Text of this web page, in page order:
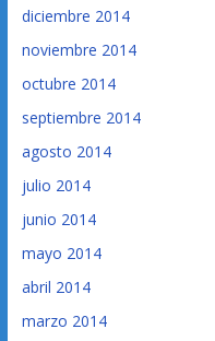
diciembre 2014
noviembre 2014
octubre 2014
septiembre 2014
agosto 2014
julio 2014
junio 2014
mayo 2014
abril 2014
marzo 2014